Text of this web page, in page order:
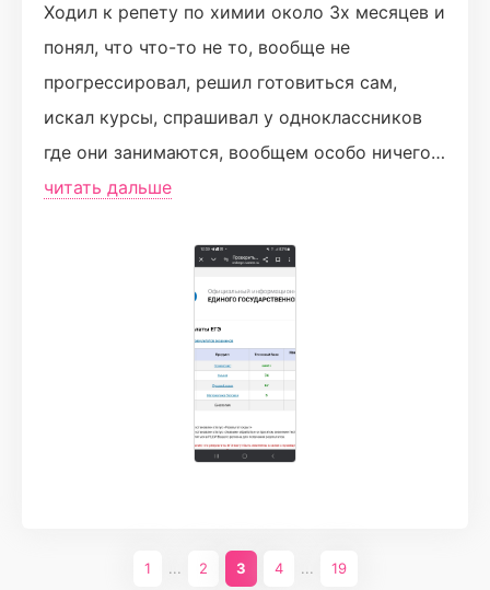
Ходил к репету по химии около 3х месяцев и
понял, что что-то не то, вообще не
прогрессировал, решил готовиться сам,
искал курсы, спрашивал у одноклассников
где они занимаются, вообщем особо ничего
не нашёл и в один чудесный день листая
записаться на пробные занятия, сразу после
1го пробного занятия, записался на основной
курс. Хорошие преподаватели, на вебах
комфортная атмосфера, все дружелюбно,
объясняют все понятно и доходчиво, много
отработки для закрепления. Крайне
рекомендую данные курсы.
читать дальше
1 ... 2 3 4 ... 19